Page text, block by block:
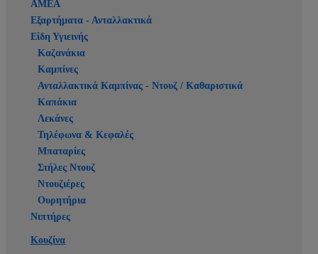
ΑΜΕΑ
Εξαρτήματα - Ανταλλακτικά
Είδη Υγιεινής
Καζανάκια
Καμπίνες
Ανταλλακτικά Καμπίνας - Ντουζ / Καθαριστικά
Καπάκια
Λεκάνες
Τηλέφωνα & Κεφαλές
Μπαταρίες
Στήλες Ντουζ
Ντουζιέρες
Ουρητήρια
Νιπτήρες
Κουζίνα